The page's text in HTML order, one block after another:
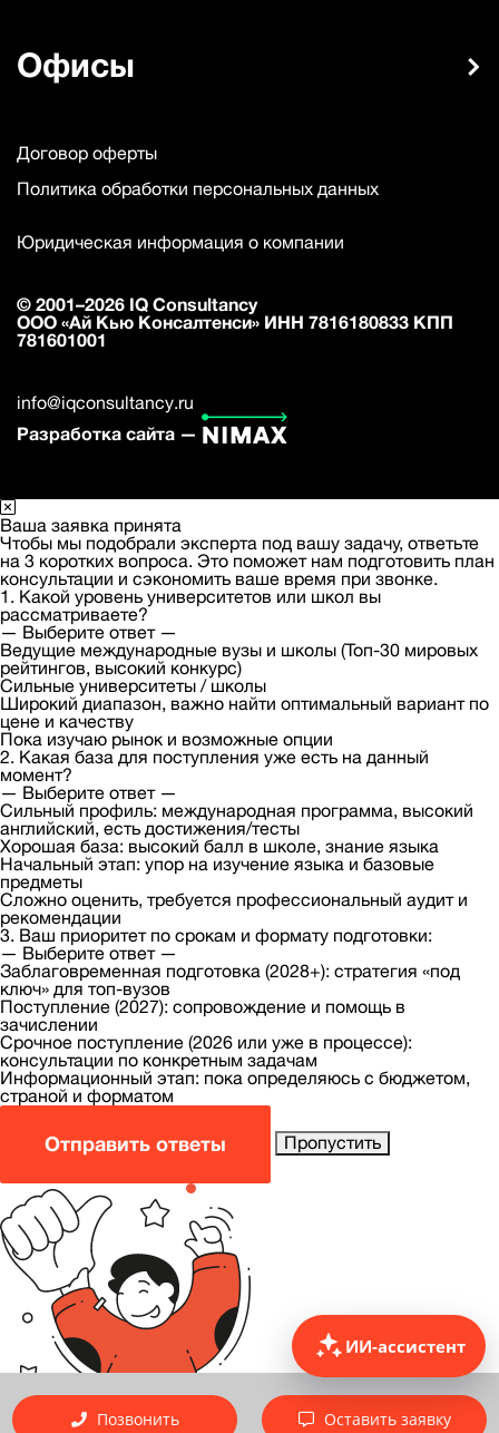
Офисы
Договор оферты
Политика обработки персональных данных
Юридическая информация о компании
© 2001–2026 IQ Consultancy
ООО «Ай Кью Консалтенси» ИНН 7816180833 КПП
781601001
info@iqconsultancy.ru
Разработка сайта —
Ваша заявка принята
Чтобы мы подобрали эксперта под вашу задачу, ответьте
на 3 коротких вопроса. Это поможет нам подготовить план
консультации и сэкономить ваше время при звонке.
1. Какой уровень университетов или школ вы
рассматриваете?
— Выберите ответ —
Ведущие международные вузы и школы (Топ-30 мировых
рейтингов, высокий конкурс)
Сильные университеты / школы
Широкий диапазон, важно найти оптимальный вариант по
цене и качеству
Пока изучаю рынок и возможные опции
2. Какая база для поступления уже есть на данный
момент?
— Выберите ответ —
Сильный профиль: международная программа, высокий
английский, есть достижения/тесты
Хорошая база: высокий балл в школе, знание языка
Начальный этап: упор на изучение языка и базовые
предметы
Сложно оценить, требуется профессиональный аудит и
рекомендации
3. Ваш приоритет по срокам и формату подготовки:
— Выберите ответ —
Заблаговременная подготовка (2028+): стратегия «под
ключ» для топ-вузов
Поступление (2027): сопровождение и помощь в
зачислении
Срочное поступление (2026 или уже в процессе):
консультации по конкретным задачам
Информационный этап: пока определяюсь с бюджетом,
страной и форматом
Отправить ответы Пропустить
Позвонить Оставить заявку
ИИ-ассистент